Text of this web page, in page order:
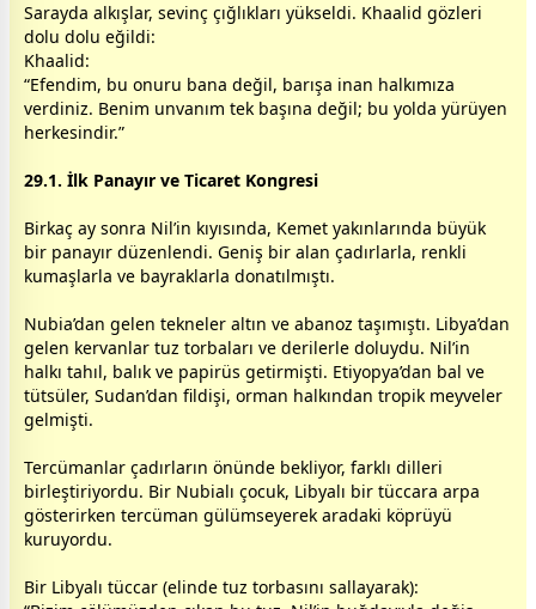
Sarayda alkışlar, sevinç çığlıkları yükseldi. Khaalid gözleri
dolu dolu eğildi:
Khaalid:
“Efendim, bu onuru bana değil, barışa inan halkımıza
verdiniz. Benim unvanım tek başına değil; bu yolda yürüyen
herkesindir.”
29.1. İlk Panayır ve Ticaret Kongresi
Birkaç ay sonra Nil’in kıyısında, Kemet yakınlarında büyük
bir panayır düzenlendi. Geniş bir alan çadırlarla, renkli
kumaşlarla ve bayraklarla donatılmıştı.
Nubia’dan gelen tekneler altın ve abanoz taşımıştı. Libya’dan
gelen kervanlar tuz torbaları ve derilerle doluydu. Nil’in
halkı tahıl, balık ve papirüs getirmişti. Etiyopya’dan bal ve
tütsüler, Sudan’dan fildişi, orman halkından tropik meyveler
gelmişti.
Tercümanlar çadırların önünde bekliyor, farklı dilleri
birleştiriyordu. Bir Nubialı çocuk, Libyalı bir tüccara arpa
gösterirken tercüman gülümseyerek aradaki köprüyü
kuruyordu.
Bir Libyalı tüccar (elinde tuz torbasını sallayarak):